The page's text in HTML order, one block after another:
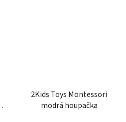
2Kids Toys Montessori
modrá houpačka